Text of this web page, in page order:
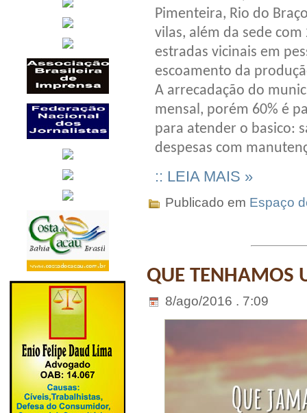
Pimenteira, Rio do
vilas, além da sede
estradas vicinais em
escoamento da
A arrecadação do
mensal, porém 60% é
para atender o basico:
despesas com
:: LEIA MAIS »
Publicado em Espaço
QUE TENHAMOS
8/ago/2016 . 7:09